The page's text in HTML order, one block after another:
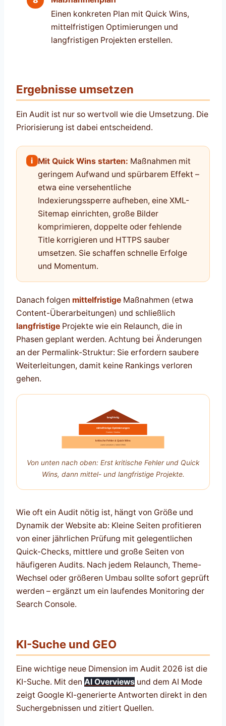
Einen konkreten Plan mit Quick Wins,
mittelfristigen Optimierungen und
langfristigen Projekten erstellen.
Ergebnisse umsetzen
Ein Audit ist nur so wertvoll wie die Umsetzung. Die
Priorisierung ist dabei entscheidend.
i Mit Quick Wins starten: Maßnahmen mit
geringem Aufwand und spürbarem Effekt –
etwa eine versehentliche
Indexierungssperre aufheben, eine XML-
Sitemap einrichten, große Bilder
komprimieren, doppelte oder fehlende
Title korrigieren und HTTPS sauber
umsetzen. Sie schaffen schnelle Erfolge
und Momentum.
Danach folgen mittelfristige Maßnahmen (etwa
Content-Überarbeitungen) und schließlich
langfristige Projekte wie ein Relaunch, die in
Phasen geplant werden. Achtung bei Änderungen
an der Permalink-Struktur: Sie erfordern saubere
Weiterleitungen, damit keine Rankings verloren
gehen.
langfristig
mittelfristige Optimierungen
Content, Struktur
kritische Fehler & Quick Wins
zuerst umsetzen, hoher Effekt
Von unten nach oben: Erst kritische Fehler und Quick
Wins, dann mittel- und langfristige Projekte.
Wie oft ein Audit nötig ist, hängt von Größe und
Dynamik der Website ab: Kleine Seiten profitieren
von einer jährlichen Prüfung mit gelegentlichen
Quick-Checks, mittlere und große Seiten von
häufigeren Audits. Nach jedem Relaunch, Theme-
Wechsel oder größeren Umbau sollte sofort geprüft
werden – ergänzt um ein laufendes Monitoring der
Search Console.
KI-Suche und GEO
Eine wichtige neue Dimension im Audit 2026 ist die
KI-Suche. Mit den AI Overviews und dem AI Mode
zeigt Google KI-generierte Antworten direkt in den
Suchergebnissen und zitiert Quellen.